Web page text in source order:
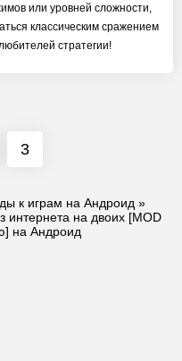
или уровней сложности,
классическим сражением
стратегии!
3
к играм на Андроид »
интернета на двоих [MOD
на Андроид